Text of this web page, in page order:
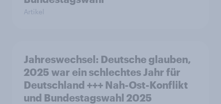
Artikel
Jahreswechsel: Deutsche glauben,
2025 war ein schlechtes Jahr für
Deutschland +++ Nah-Ost-Konflikt
und Bundestagswahl 2025